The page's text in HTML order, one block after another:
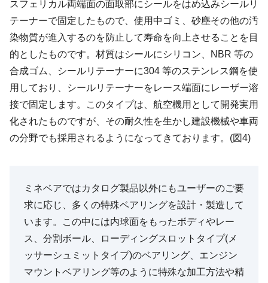
スフェリカル両端面の面取部にシールをはめ込みシールリ
テーナーで固定したもので、使用中ゴミ、砂塵その他の汚
染物質が進入するのを防止して寿命を向上させることを目
的としたものです。材質はシールにシリコン、NBR 等の
合成ゴム、シールリテーナーに304 等のステンレス鋼を使
用しており、シールリテーナーをレース端面にレーザー溶
接で固定します。このタイプは、航空機用として開発実用
化されたものですが、その耐久性を生かし建設機械や車両
の分野でも採用されるようになってきております。(図4)
ミネベアではカタログ製品以外にもユーザーのご要
求に応じ、多くの特殊ベアリングを設計・製造して
います。この中には内球面をもったボディやレー
ス、分割ボール、ローディングスロットタイプ(メ
ッサーシュミットタイプ)のベアリング、エンジン
マウントベアリング等のように特殊な加工方法や精